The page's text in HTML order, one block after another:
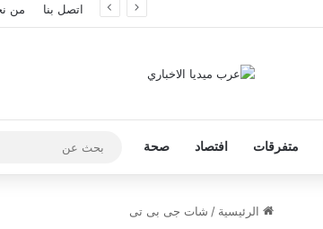
اتصل بنا من
متفرقات افتصاد صحة
الرئيسية / شات جى بى تى